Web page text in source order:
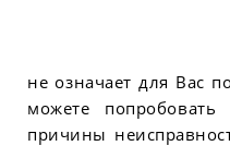
не означает для Вас
можете попробовать
причины